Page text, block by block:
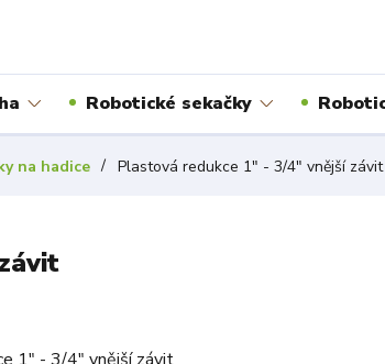
Robotické sekačky
na hadice Plastová redukce 1" - 3/4" vnější závit